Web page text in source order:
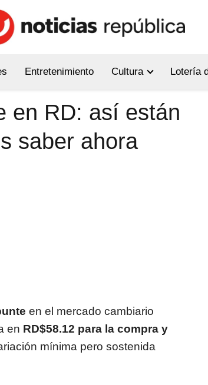
Entretenimiento Cultura Lotería
en RD: así están
saber ahora
en el mercado cambiario
en RD$58.12 para la compra y
mínima pero sostenida